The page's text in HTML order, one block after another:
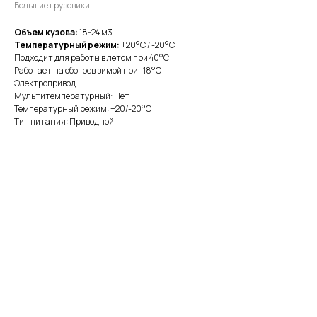
Большие грузовики
Объем кузова:18-24 м3
Температурный режим:+20°С / -20°С
Подходит для работы в летом при 40°С
Работает на обогрев зимой при -18°С
Электропривод
Мультитемпературный: Нет
Температурный режим: +20/-20°С
Тип питания: Приводной